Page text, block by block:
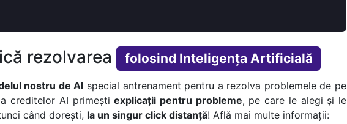
rezolvarea folosind Inteligența Artificială
nostru de AI special antrenament pentru a rezolva problemele de pe
creditelor AI primeștiexplicații pentru probleme, pe care le alegi și le
când dorești, la un singur click distanță! Află mai multe informații: